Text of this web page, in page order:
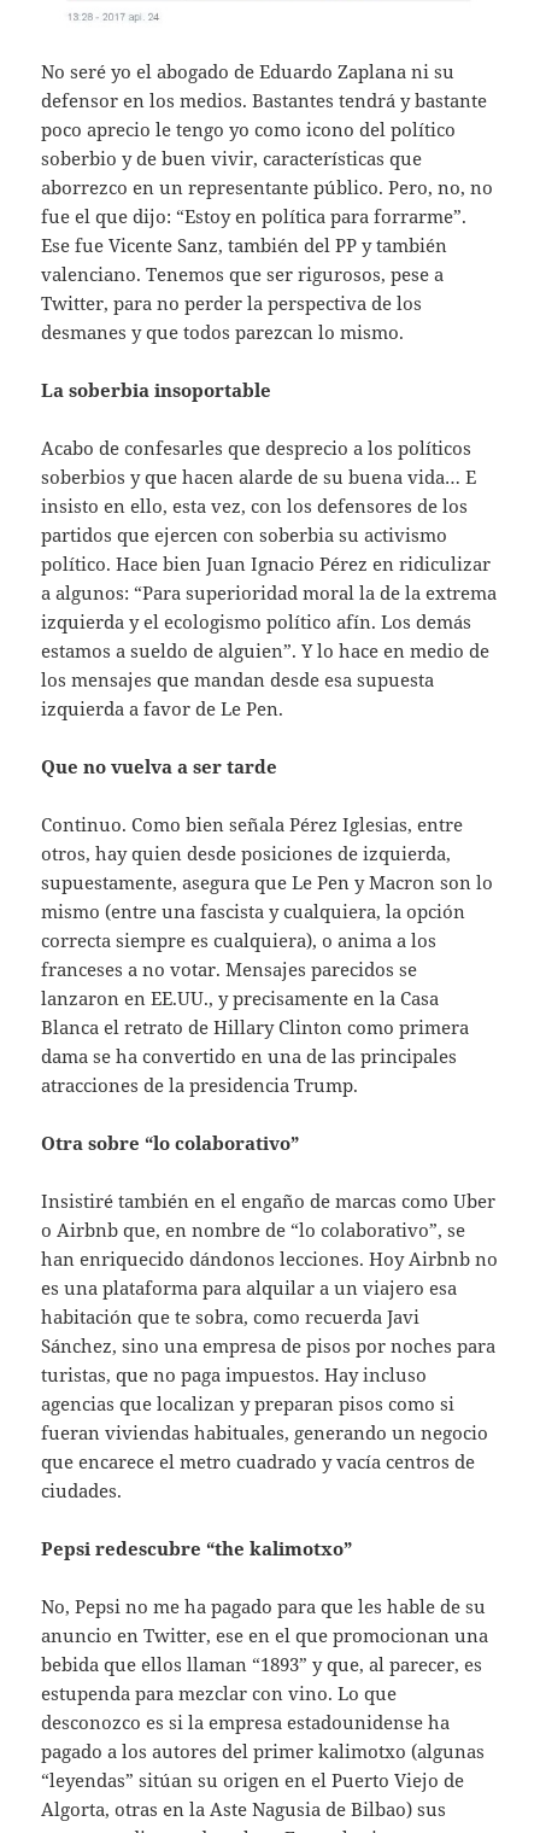
No seré yo el abogado de Eduardo Zaplana ni su
defensor en los medios. Bastantes tendrá y bastante
poco aprecio le tengo yo como icono del político
soberbio y de buen vivir, características que
aborrezco en un representante público. Pero, no, no
fue el que dijo: “Estoy en política para forrarme”.
Ese fue Vicente Sanz, también del PP y también
valenciano. Tenemos que ser rigurosos, pese a
Twitter, para no perder la perspectiva de los
desmanes y que todos parezcan lo mismo.
La soberbia insoportable
Acabo de confesarles que desprecio a los políticos
soberbios y que hacen alarde de su buena vida… E
insisto en ello, esta vez, con los defensores de los
partidos que ejercen con soberbia su activismo
político. Hace bien Juan Ignacio Pérez en ridiculizar
a algunos: “Para superioridad moral la de la extrema
izquierda y el ecologismo político afín. Los demás
estamos a sueldo de alguien”. Y lo hace en medio de
los mensajes que mandan desde esa supuesta
izquierda a favor de Le Pen.
Que no vuelva a ser tarde
Continuo. Como bien señala Pérez Iglesias, entre
otros, hay quien desde posiciones de izquierda,
supuestamente, asegura que Le Pen y Macron son lo
mismo (entre una fascista y cualquiera, la opción
correcta siempre es cualquiera), o anima a los
franceses a no votar. Mensajes parecidos se
lanzaron en EE.UU., y precisamente en la Casa
Blanca el retrato de Hillary Clinton como primera
dama se ha convertido en una de las principales
atracciones de la presidencia Trump.
Otra sobre “lo colaborativo”
Insistiré también en el engaño de marcas como Uber
o Airbnb que, en nombre de “lo colaborativo”, se
han enriquecido dándonos lecciones. Hoy Airbnb no
es una plataforma para alquilar a un viajero esa
habitación que te sobra, como recuerda Javi
Sánchez, sino una empresa de pisos por noches para
turistas, que no paga impuestos. Hay incluso
agencias que localizan y preparan pisos como si
fueran viviendas habituales, generando un negocio
que encarece el metro cuadrado y vacía centros de
ciudades.
Pepsi redescubre “the kalimotxo”
No, Pepsi no me ha pagado para que les hable de su
anuncio en Twitter, ese en el que promocionan una
bebida que ellos llaman “1893” y que, al parecer, es
estupenda para mezclar con vino. Lo que
desconozco es si la empresa estadounidense ha
pagado a los autores del primer kalimotxo (algunas
“leyendas” sitúan su origen en el Puerto Viejo de
Algorta, otras en la Aste Nagusia de Bilbao) sus